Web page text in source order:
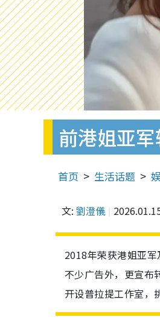
前港姐亚
首页 生活话题
文: 劉澄儀
2018年荣获港姐亚
不少广告外，更宣布
开设普拉提工作室，